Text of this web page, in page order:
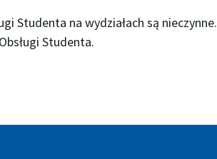
Studenta na wydziałach są nieczynne.
Studenta.